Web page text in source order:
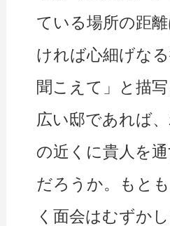
ている場所の距
ければ心細げな
聞こえて」と描写
広い邸であれば
の近くに貴人を
だろうか。もと
く面会はむずか